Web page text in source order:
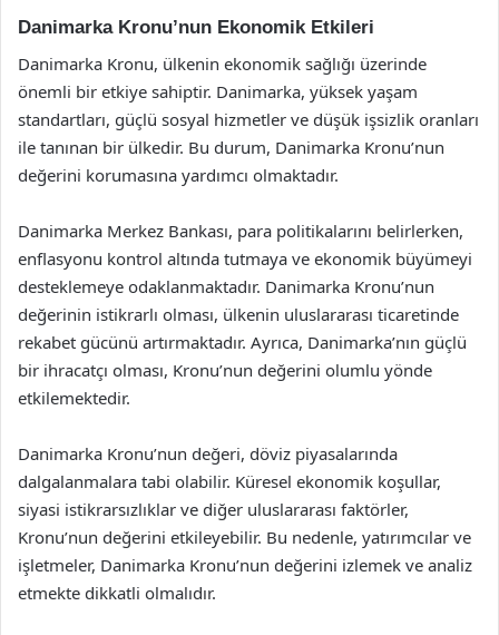
Danimarka Kronu’nun Ekonomik Etkileri
Danimarka Kronu, ülkenin ekonomik sağlığı üzerinde
önemli bir etkiye sahiptir. Danimarka, yüksek yaşam
standartları, güçlü sosyal hizmetler ve düşük işsizlik oranları
ile tanınan bir ülkedir. Bu durum, Danimarka Kronu’nun
değerini korumasına yardımcı olmaktadır.
Danimarka Merkez Bankası, para politikalarını belirlerken,
enflasyonu kontrol altında tutmaya ve ekonomik büyümeyi
desteklemeye odaklanmaktadır. Danimarka Kronu’nun
değerinin istikrarlı olması, ülkenin uluslararası ticaretinde
rekabet gücünü artırmaktadır. Ayrıca, Danimarka’nın güçlü
bir ihracatçı olması, Kronu’nun değerini olumlu yönde
etkilemektedir.
Danimarka Kronu’nun değeri, döviz piyasalarında
dalgalanmalara tabi olabilir. Küresel ekonomik koşullar,
siyasi istikrarsızlıklar ve diğer uluslararası faktörler,
Kronu’nun değerini etkileyebilir. Bu nedenle, yatırımcılar ve
işletmeler, Danimarka Kronu’nun değerini izlemek ve analiz
etmekte dikkatli olmalıdır.